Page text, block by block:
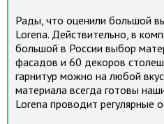
Рады, что оценили большой
Lorena. Действительно, в
большой в России выбор
фасадов и 60 декоров
гарнитур можно на любой
материала всегда готовы
Lorena проводит регулярные